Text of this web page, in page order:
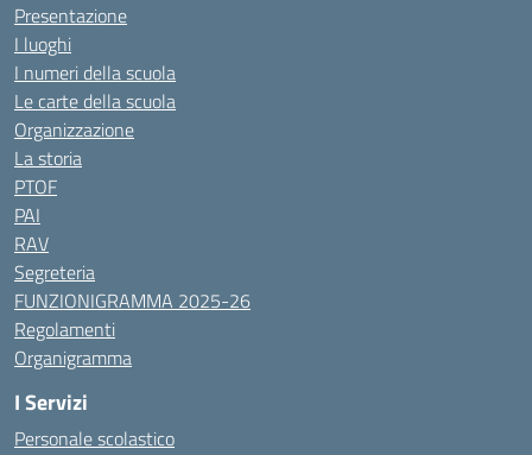
Presentazione
I luoghi
I numeri della scuola
Le carte della scuola
Organizzazione
La storia
PTOF
PAI
RAV
Segreteria
FUNZIONIGRAMMA 2025-26
Regolamenti
Organigramma
I Servizi
Personale scolastico